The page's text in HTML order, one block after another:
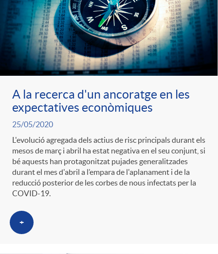
A la recerca d'un ancoratge en les
expectatives econòmiques
25/05/2020
L'evolució agregada dels actius de risc principals durant els
mesos de març i abril ha estat negativa en el seu conjunt, si
bé aquests han protagonitzat pujades generalitzades
durant el mes d'abril a l’empara de l'aplanament i de la
reducció posterior de les corbes de nous infectats per la
COVID-19.
+